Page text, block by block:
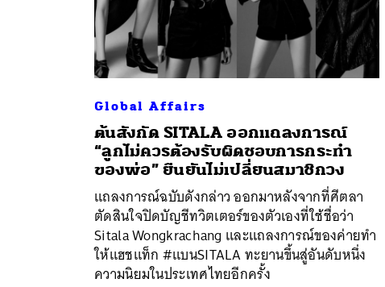
Global Affairs
ต้นสังกัด SITALA ออกแถลงการณ์
“ลูกไม่ควรต้องรับผิดชอบการกระทำ
ของพ่อ” ยืนยันไม่เปลี่ยนสมาชิกวง
แถลงการณ์ฉบับดังกล่าว ออกมาหลังจากที่ศีตลา
ตัดสินใจปิดบัญชีทวิตเตอร์ของตัวเองที่ใช้ชื่อว่า
Sitala Wongkrachang และแถลงการณ์ของค่ายทำ
ให้แฮชแท็ก #แบนSITALA ทะยานขึ้นสู่อันดับหนึ่ง
ความนิยมในประเทศไทยอีกครั้ง